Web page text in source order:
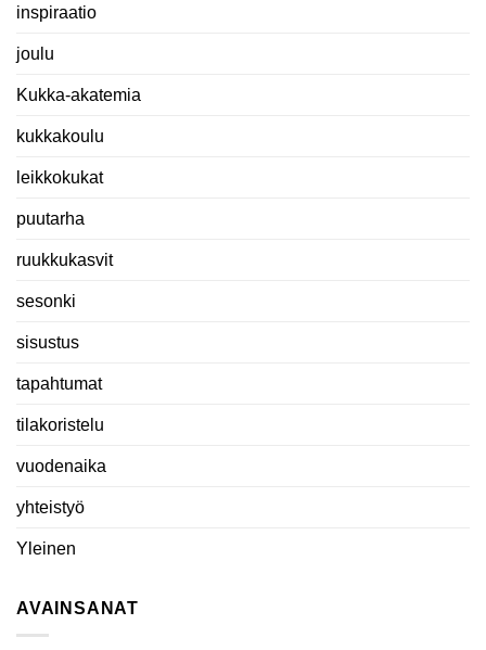
inspiraatio
joulu
Kukka-akatemia
kukkakoulu
leikkokukat
puutarha
ruukkukasvit
sesonki
sisustus
tapahtumat
tilakoristelu
vuodenaika
yhteistyö
Yleinen
AVAINSANAT